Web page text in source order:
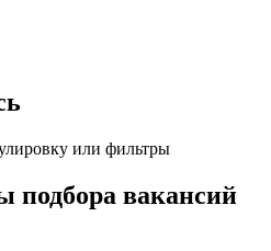
или фильтры
вакансий